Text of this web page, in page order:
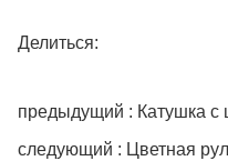
Делиться:
предыдущий : Катушка с
следующий : Цветная